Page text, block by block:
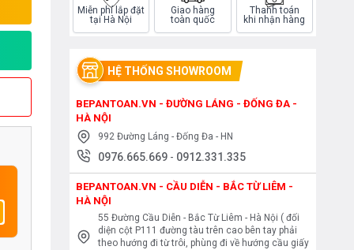
Miễn phí lắp đặt
tại Hà Nội
Giao hàng
toàn quốc
Thanh toán
khi nhận hàng
HỆ THỐNG SHOWROOM
BEPANTOAN.VN - ĐƯỜNG LÁNG - ĐỐNG ĐA -
HÀ NỘI
992 Đường Láng - Đống Đa - HN
0976.665.669 - 0912.331.335
BEPANTOAN.VN - CẦU DIỄN - BẮC TỪ LIÊM -
HÀ NỘI
55 Đường Cầu Diễn - Bắc Từ Liêm - Hà Nội ( đối
diện cột P111 đường tàu trên cao bên tay phải
theo hướng đi từ trôi, phùng đi về hướng cầu giấy